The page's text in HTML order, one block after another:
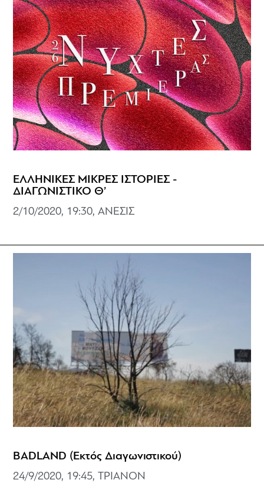
ΕΛΛΗΝΙΚΕΣ ΜΙΚΡΕΣ ΙΣΤΟΡΙΕΣ -
ΔΙΑΓΩΝΙΣΤΙΚΟ Θ’
2/10/2020, 19:30, ΑΝΕΣΙΣ
BADLAND (Εκτός Διαγωνιστικού)
24/9/2020, 19:45, ΤΡΙΑΝΟΝ